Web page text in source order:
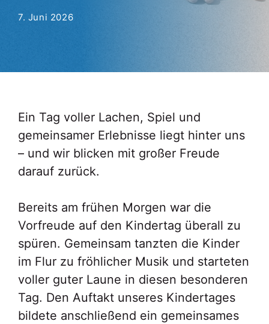
7. Juni 2026
Ein Tag voller Lachen, Spiel und
gemeinsamer Erlebnisse liegt hinter uns
– und wir blicken mit großer Freude
darauf zurück.
Bereits am frühen Morgen war die
Vorfreude auf den Kindertag überall zu
spüren. Gemeinsam tanzten die Kinder
im Flur zu fröhlicher Musik und starteten
voller guter Laune in diesen besonderen
Tag. Den Auftakt unseres Kindertages
bildete anschließend ein gemeinsames